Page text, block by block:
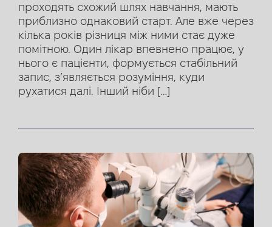
проходять схожий шлях навчання, мають
приблизно однаковий старт. Але вже через
кілька років різниця між ними стає дуже
помітною. Один лікар впевнено працює, у
нього є пацієнти, формується стабільний
запис, з’являється розуміння, куди
рухатися далі. Інший ніби […]